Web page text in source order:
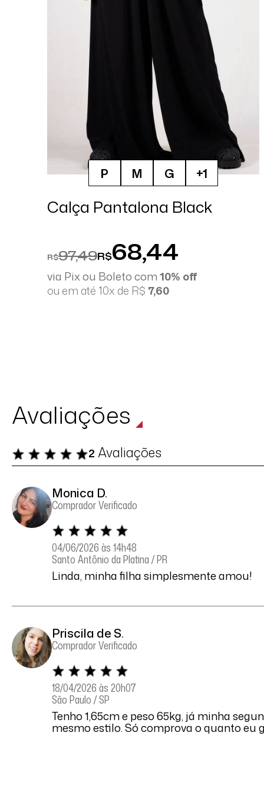
P M G +1
Calça Pantalona Black
R$97,49R$68,44
via Pix ou Boleto com10% off
ou em até 10x de R$ 7,60
Avaliações
2 Avaliações
Monica D.
Comprador Verificado
04/06/2026 às 14h48
Santo Antônio da Platina / PR
Linda, minha filha simplesmente amou!
Priscila de S.
Comprador Verificado
18/04/2026 às 20h07
São Paulo / SP
Tenho 1,65cm e peso 65kg, já minha
mesmo estilo. Só comprova o quanto eu